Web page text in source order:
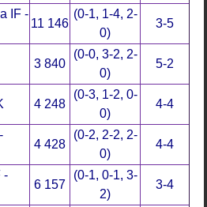
IF -
11 146
(0-1, 1-4, 2-
0)
3-5
3 840
(0-0, 3-2, 2-
0)
5-2
4 248
(0-3, 1-2, 0-
0)
4-4
4 428
(0-2, 2-2, 2-
0)
4-4
-
6 157
(0-1, 0-1, 3-
2)
3-4